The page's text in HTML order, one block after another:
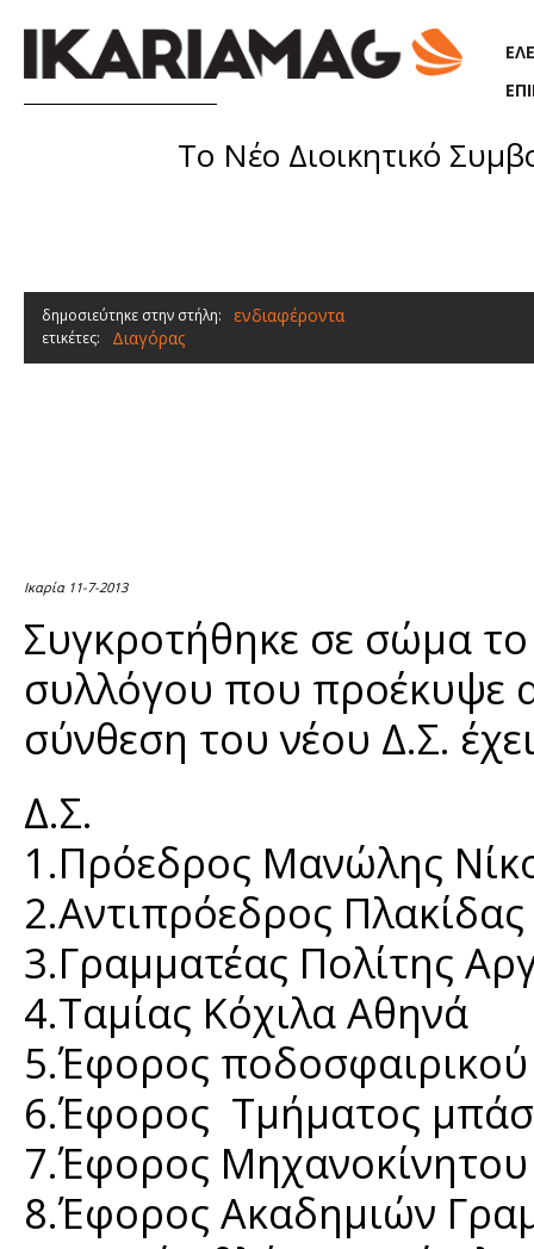
Το Νέο Διοικητικό
δημοσιεύτηκε στην στήλη: ενδιαφέροντα
ετικέτες: Διαγόρας
Ικαρία 11-7-2013
Συγκροτήθηκε σε σώμα το
συλλόγου που προέκυψε
σύνθεση του νέου Δ.Σ.
Δ.Σ.
1.Πρόεδρος Μανώλης
2.Αντιπρόεδρος
3.Γραμματέας Πολίτης
4.Ταμίας Κόχιλα Αθηνά
5.Έφορος
6.Έφορος Τμήματος
7.Έφορος
8.Έφορος Ακαδημιών